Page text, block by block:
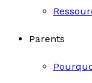
Parents